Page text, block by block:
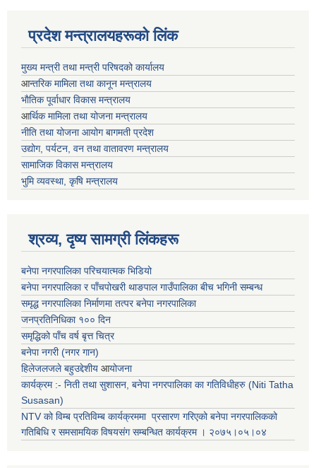
प्रदेश मन्त्रालयहरूको लिंक
मुख्य मन्त्री तथा मन्त्री परिषदको कार्यालय
आन्तरिक मामिला तथा कानून मन्त्रालय
भाैतिक पूर्वाधार विकास मन्त्रालय
आर्थिक मामिला तथा योजना मन्त्रालय
नीति तथा योजना आयोग बागमती प्रदेश
उद्योग, पर्यटन, वन तथा वातावरण मन्त्रालय
सामाजिक विकास मन्त्रालय
भुमि व्यवस्था, कृषि मन्त्रालय
श्रव्य, दृष्य सामग्री लिंकहरू
बनेपा नगरपालिका परिचयात्मक भिडियो
बनेपा नगरपालिका र पाँचपोखरी थाङपाल गाउँपालिका बीच भगिनी सम्बन्ध
समृद्ध नगरपालिका निर्माणमा तत्पर बनेपा नगरपालिका
जनप्रतिनिधिका १०० दिन
समृद्धिको पाँच वर्ष बृत्त चित्र
बनेपा नगरी (नगर गान)
हिलेजलजले बहुउद्देशीय आयोजना
कार्यक्रम :- निती तथा सुशासन, बनेपा नगरपालिका का गतिविधीहरु (Niti Tatha
Susasan)
NTV को विम्ब प्रतिविम्ब कार्यक्रममा प्रसारण गरिएकोबनेपा नगरपालिकको
गतिबिधि र समसामयिक विषयसंग सम्बन्धित कार्यक्रम । २०७५।०५।०४